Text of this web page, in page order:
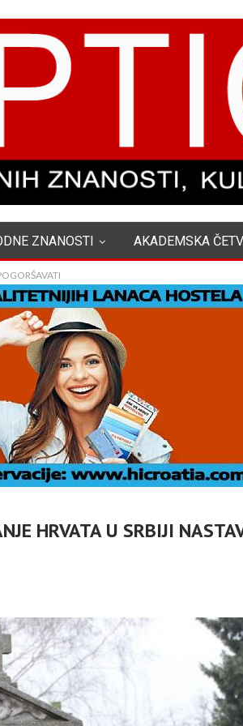
ZNANOSTI AKADEMSKA
HRVATA U SRBIJI
MOBILNI TURIZAM
REPUBLIKE HRVATSKE
PANOPTICUM 02/08/2026
SUBOTIČKU KASTU